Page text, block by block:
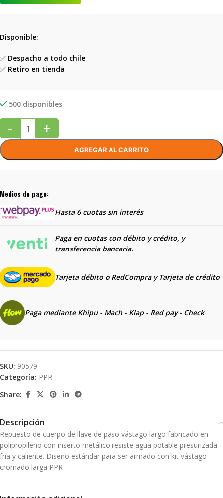
Disponible:
✅ Despacho a todo chile
✅ Retiro en tienda
500 disponibles
- +
AGREGAR AL CARRITO
Medios de pago:
Hasta 6 cuotas sin interés
Paga en cuotas con débito y crédito, y
transferencia bancaria.
Tarjeta débito o RedCompra y Tarjeta de crédito
Paga mediante Khipu - Mach - Klap - Red pay - Check
SKU: 90579
Categoría: PPR
Share:
Descripción
Repuesto de cuerpo de llave de paso vástago largo fabricado en
polipropileno con inserto metálico resiste agua potable presurizada
fría y caliente. Diseño estándar para ser armado con kit vástago
cromado larga PPR